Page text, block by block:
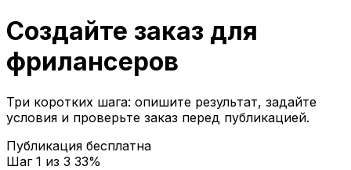
Создайте заказ для
фрилансеров
Три коротких шага: опишите результат, задайте
условия и проверьте заказ перед публикацией.
Публикация бесплатна
Шаг 1 из 3 33%